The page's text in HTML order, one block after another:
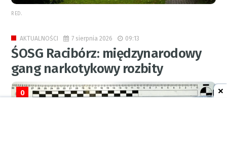
RED.
AKTUALNOŚCI 7 sierpnia 2026 09:13
ŚOSG Racibórz: międzynarodowy
gang narkotykowy rozbity
0